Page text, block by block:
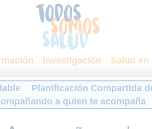
Investigación Salud
Planificación Compartida
a quien te acompaña